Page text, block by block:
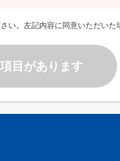
い。左記内容に同意いただいた
目があります